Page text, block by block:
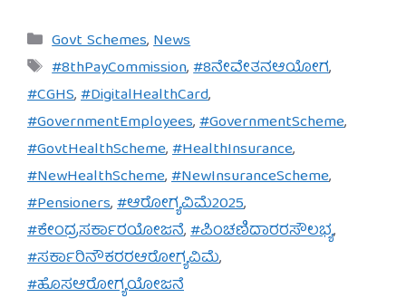
Categories
Govt Schemes,News
Tags
#8thPayCommission,#8ನೇವೇತನಆಯೋಗ,
#CGHS,#DigitalHealthCard,
#GovernmentEmployees,#GovernmentScheme,
#GovtHealthScheme,#HealthInsurance,
#NewHealthScheme,#NewInsuranceScheme,
#Pensioners,#ಆರೋಗ್ಯವಿಮೆ2025,
#ಕೇಂದ್ರಸರ್ಕಾರಯೋಜನೆ,#ಪಿಂಚಣಿದಾರರಸೌಲಭ್ಯ,
#ಸರ್ಕಾರಿನೌಕರರಆರೋಗ್ಯವಿಮೆ,
#ಹೊಸಆರೋಗ್ಯಯೋಜನೆ